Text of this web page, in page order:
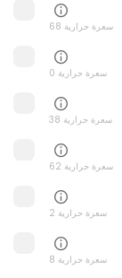
Kitami Box
1650 سعرة حرارية
⁨⁦‪‬ 129⁩
68 سعرة حرارية
0 سعرة حرارية
38 سعرة حرارية
62 سعرة حرارية
2 سعرة حرارية
8 سعرة حرارية